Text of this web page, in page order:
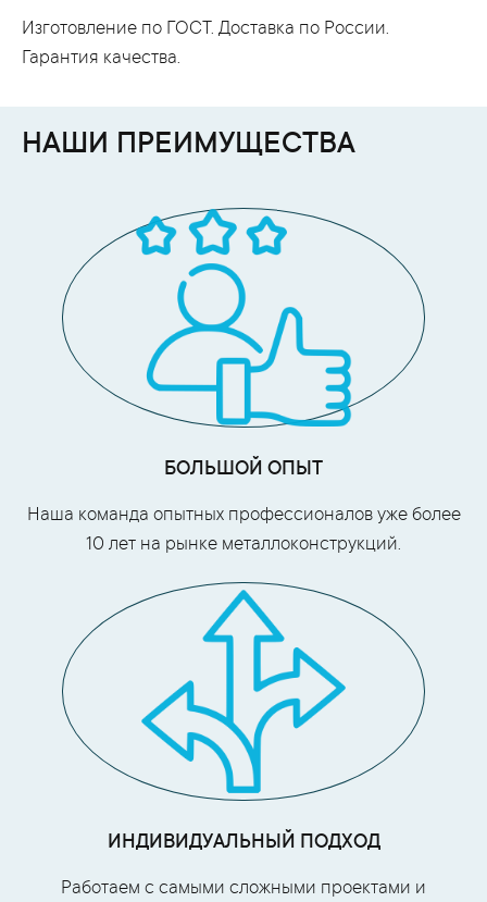
Изготовление по ГОСТ. Доставка по России.
Гарантия качества.
НАШИ ПРЕИМУЩЕСТВА
БОЛЬШОЙ ОПЫТ
Наша команда опытных профессионалов уже более
10 лет на рынке металлоконструкций.
ИНДИВИДУАЛЬНЫЙ ПОДХОД
Работаем с самыми сложными проектами и